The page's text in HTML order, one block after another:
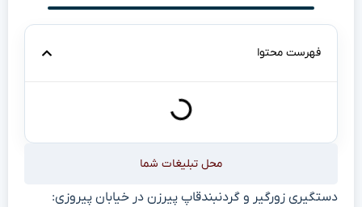
فهرست محتوا
محل تبلیغات شما
دستگیری زورگیر و گردنبند‌قاپ پیرزن در خیابان پیروزی: